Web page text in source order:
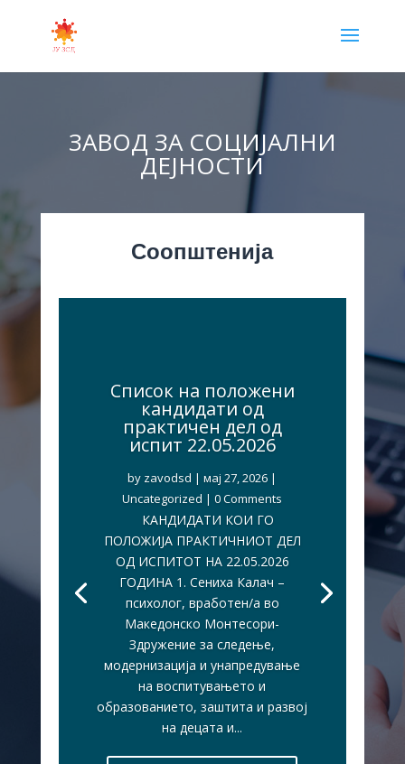
ЗАВОД ЗА СОЦИЈАЛНИ
ДЕЈНОСТИ
Соопштенија
Список на положени
кандидати од
практичен дел од
испит 22.05.2026
by zavodsd |мај 27, 2026 |
Uncategorized | 0 Comments
КАНДИДАТИ КОИ ГО
ПОЛОЖИЈА ПРАКТИЧНИОТ ДЕЛ
ОД ИСПИТОТ НА 22.05.2026
ГОДИНА 1. Сениха Калач –
психолог, вработен/а во
Македонско Монтесори-
Здружение за следење,
модернизација и унапредување
на воспитувањето и
образованието, заштита и развој
на децата и...